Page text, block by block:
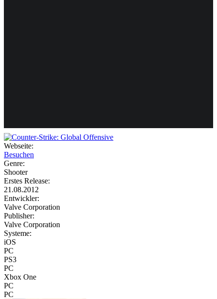
Webseite:
Besuchen
Genre:
Shooter
Erstes Release:
21.08.2012
Entwickler:
Valve Corporation
Publisher:
Valve Corporation
Systeme:
iOS
PC
PS3
PC
Xbox One
PC
PC